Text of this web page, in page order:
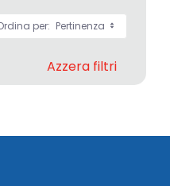
per: Pertinenza
Azzera filtri